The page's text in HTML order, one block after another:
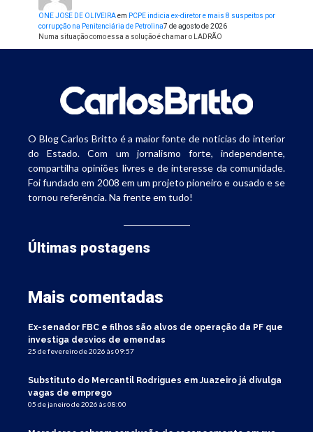
ONE JOSE DE OLIVEIRAem PCPE indicia ex-diretor e mais 8 suspeitos por
corrupção na Penitenciária de Petrolina7 de agosto de 2026
Numa situação como essa a solução é chamar o LADRÃO
O Blog Carlos Britto é a maior fonte de notícias do interior
do Estado. Com um jornalismo forte, independente,
compartilha opiniões livres e de interesse da comunidade.
Foi fundado em 2008 em um projeto pioneiro e ousado e se
tornou referência. Na frente em tudo!
Últimas postagens
Mais comentadas
Ex-senador FBC e filhos são alvos de operação da PF que
investiga desvios de emendas
25 de fevereiro de 2026 às 09:57
Substituto do Mercantil Rodrigues em Juazeiro já divulga
vagas de emprego
05 de janeiro de 2026 às 08:00